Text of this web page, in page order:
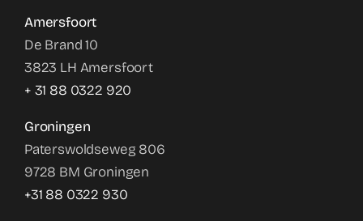
Amersfoort
De Brand 10
3823 LH Amersfoort
+ 31 88 0322 920
Groningen
Paterswoldseweg 806
9728 BM Groningen
+31 88 0322 930